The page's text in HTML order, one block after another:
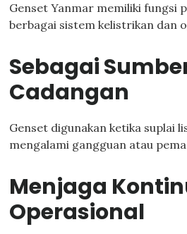
Genset Yanmar memiliki fungsi
berbagai sistem kelistrikan dan
Sebagai
Cadangan
Genset digunakan ketika suplai
mengalami gangguan atau
Menjaga
Operasional